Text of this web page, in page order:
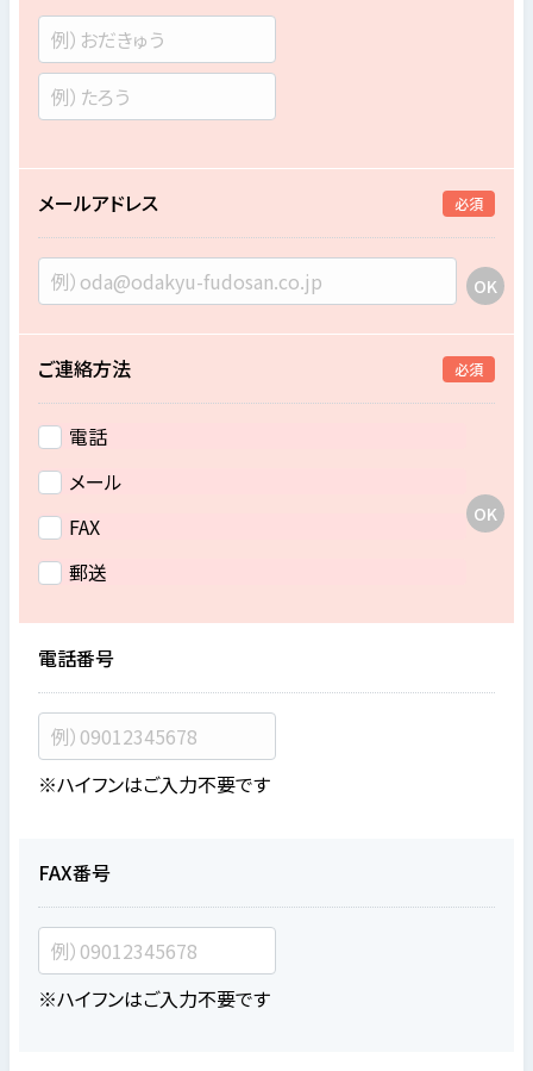
メールアドレス 必須
ご連絡方法 必須
電話
メール
FAX
郵送
電話番号
※ハイフンはご入力不要です
FAX番号
※ハイフンはご入力不要です